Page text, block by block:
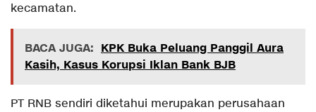
kecamatan.
BACA JUGA: KPK Buka Peluang Panggil Aura
Kasih, Kasus Korupsi Iklan Bank BJB
PT RNB sendiri diketahui merupakan perusahaan